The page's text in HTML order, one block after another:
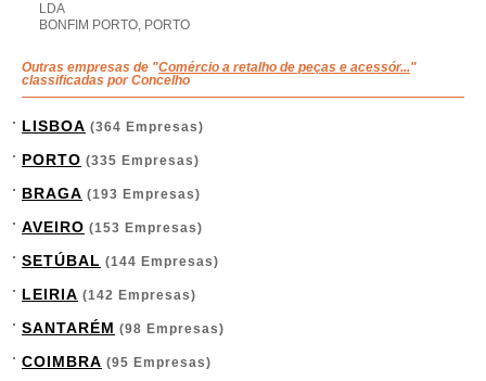
LDA
BONFIM PORTO, PORTO
Outras empresas de "Comércio a retalho de peças e acessór..."
classificadas por Concelho
LISBOA (364 Empresas)
PORTO (335 Empresas)
BRAGA (193 Empresas)
AVEIRO (153 Empresas)
SETÚBAL (144 Empresas)
LEIRIA (142 Empresas)
SANTARÉM (98 Empresas)
COIMBRA (95 Empresas)